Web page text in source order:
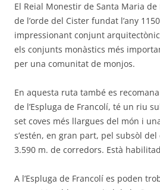
El Reial Monestir de Santa Maria
de l’orde del Cister fundat l’any
impressionant conjunt
els conjunts monàstics més
per una comunitat de monjos.
En aquesta ruta també es
de l’Espluga de Francolí, té un riu
set coves més llargues del món i
s’estén, en gran part, pel subsòl
3.590 m. de corredors. Està
A l’Espluga de Francolí es poden